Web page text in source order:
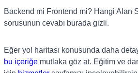
Backend mi Frontend mi? Hangi Alan
sorusunun cevabı burada gizli.
Eğer yol haritası konusunda daha
bu içeriğe mutlaka göz at. Eğitim ve